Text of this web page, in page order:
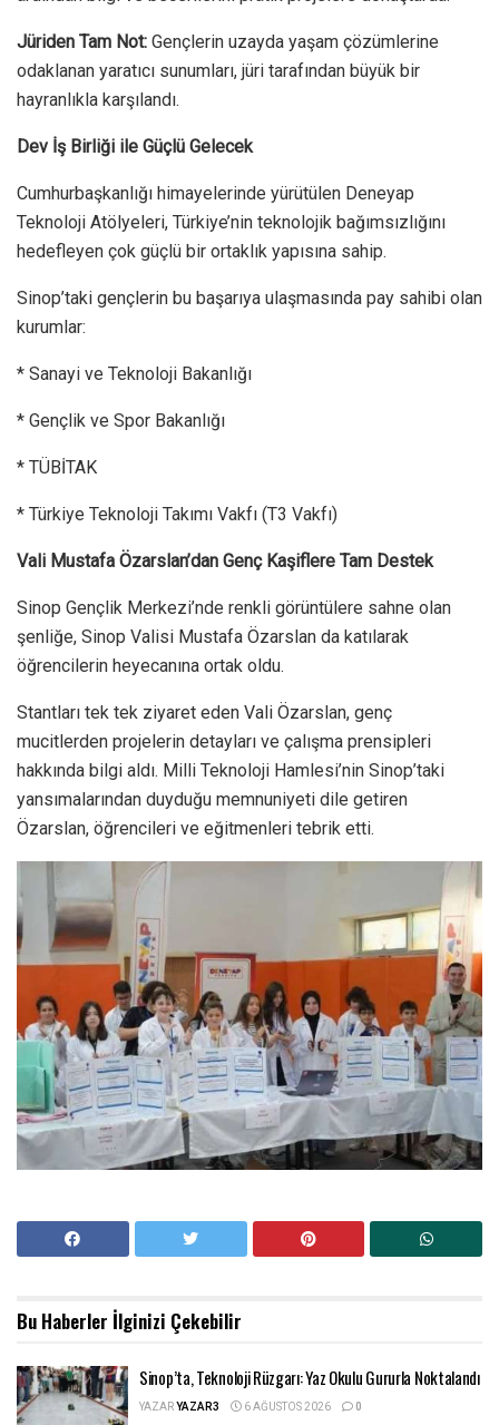
Jüriden Tam Not: Gençlerin uzayda yaşam çözümlerine
odaklanan yaratıcı sunumları, jüri tarafından büyük bir
hayranlıkla karşılandı.
Dev İş Birliği ile Güçlü Gelecek
Cumhurbaşkanlığı himayelerinde yürütülen Deneyap
Teknoloji Atölyeleri, Türkiye’nin teknolojik bağımsızlığını
hedefleyen çok güçlü bir ortaklık yapısına sahip.
Sinop’taki gençlerin bu başarıya ulaşmasında pay sahibi olan
kurumlar:
* Sanayi ve Teknoloji Bakanlığı
* Gençlik ve Spor Bakanlığı
* TÜBİTAK
* Türkiye Teknoloji Takımı Vakfı (T3 Vakfı)
Vali Mustafa Özarslan’dan Genç Kaşiflere Tam Destek
Sinop Gençlik Merkezi’nde renkli görüntülere sahne olan
şenliğe, Sinop Valisi Mustafa Özarslan da katılarak
öğrencilerin heyecanına ortak oldu.
Stantları tek tek ziyaret eden Vali Özarslan, genç
mucitlerden projelerin detayları ve çalışma prensipleri
hakkında bilgi aldı. Milli Teknoloji Hamlesi’nin Sinop’taki
yansımalarından duyduğu memnuniyeti dile getiren
Özarslan, öğrencileri ve eğitmenleri tebrik etti.
Bu Haberler İlginizi Çekebilir
Sinop’ta, Teknoloji Rüzgarı: Yaz Okulu Gururla Noktalandı
YAZARYAZAR3 6 AĞUSTOS 2026 0